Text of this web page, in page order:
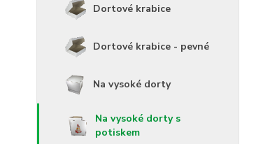
Dortové krabice
Dortové krabice - pevné
Na vysoké dorty
Na vysoké dorty s
potiskem